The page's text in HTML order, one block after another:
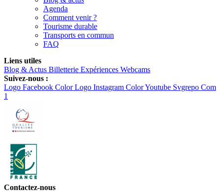
Agenda
Comment venir ?
Tourisme durable
Transports en commun
FAQ
Liens utiles
Blog & Actus Billetterie Expériences Webcams
Suivez-nous :
Logo Facebook Color Logo Instagram ColorYoutube Svgrepo Com
1
Contactez-nous